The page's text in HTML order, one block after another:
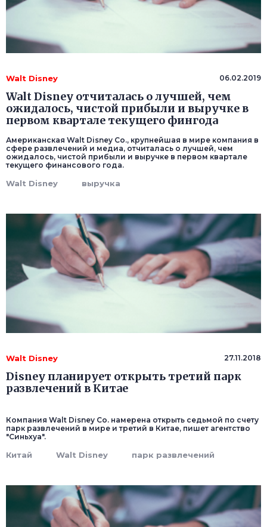
Walt Disney 06.02.2019
Walt Disney отчиталась о лучшей, чем
ожидалось, чистой прибыли и выручке в
первом квартале текущего фингода
Американская Walt Disney Co., крупнейшая в мире компания в
сфере развлечений и медиа, отчиталась о лучшей, чем
ожидалось, чистой прибыли и выручке в первом квартале
текущего финансового года.
Walt Disney выручка
Walt Disney 27.11.2018
Disney планирует открыть третий парк
развлечений в Китае
Компания Walt Disney Co. намерена открыть седьмой по счету
парк развлечений в мире и третий в Китае, пишет агентство
"Синьхуа".
Китай Walt Disney парк развлечений